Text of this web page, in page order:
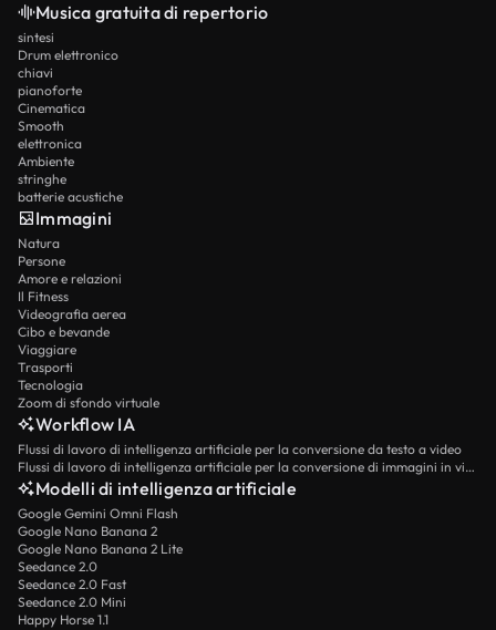
Musica gratuita di repertorio
sintesi
Drum elettronico
chiavi
pianoforte
Cinematica
Smooth
elettronica
Ambiente
stringhe
batterie acustiche
Immagini
Natura
Persone
Amore e relazioni
Il Fitness
Videografia aerea
Cibo e bevande
Viaggiare
Trasporti
Tecnologia
Zoom di sfondo virtuale
Workflow IA
Flussi di lavoro di intelligenza artificiale per la conversione da testo a video
Flussi di lavoro di intelligenza artificiale per la conversione di immagini in video
Modelli di intelligenza artificiale
Google Gemini Omni Flash
Google Nano Banana 2
Google Nano Banana 2 Lite
Seedance 2.0
Seedance 2.0 Fast
Seedance 2.0 Mini
Happy Horse 1.1